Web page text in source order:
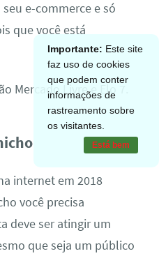
e-commerce e só
que você está
Mercado Livre e Elo 7.
internet em 2018
você precisa
deve ser atingir um
que seja um público
Importante: Este site
faz uso de cookies
que podem conter
informações de
rastreamento sobre
os visitantes.
Está bem